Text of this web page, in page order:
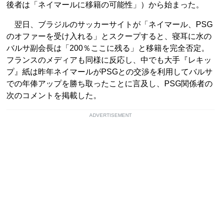
後者は「ネイマールに移籍の可能性」）から始まった。
翌日、ブラジルのサッカーサイトが「ネイマール、PSG
のオファーを受け入れる」とスクープすると、寝耳に水の
バルサ副会長は「200％ここに残る」と移籍を完全否定。
フランスのメディアも同様に反応し、中でも大手『レキッ
プ』紙は昨年ネイマールがPSGとの交渉を利用してバルサ
での年俸アップを勝ち取ったことに言及し、PSG関係者の
次のコメントを掲載した。
ADVERTISEMENT